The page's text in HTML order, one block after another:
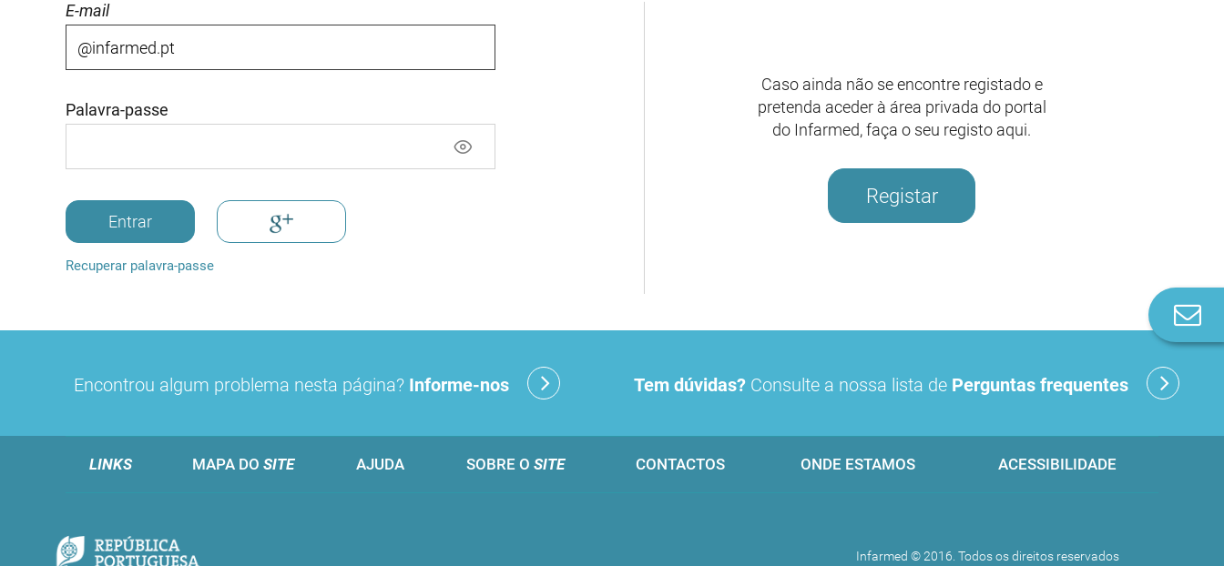
E-mail
Palavra-passe
Entrar
Recuperar palavra-passe
Caso ainda não se encontre registado e
pretenda aceder à área privada do portal
do Infarmed, faça o seu registo aqui.
Registar
Encontrou algum problema nesta página? Informe-nos Tem dúvidas? Consulte a nossa lista de Perguntas frequentes
LINKS MAPA DO SITE AJUDA SOBRE O SITE CONTACTOS ONDE ESTAMOS ACESSIBILIDADE
Infarmed © 2016. Todos os direitos reservados